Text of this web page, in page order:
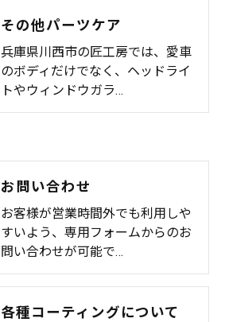
その他パーツケア
兵庫県川西市の匠工房では、愛車
のボディだけでなく、ヘッドライ
トやウィンドウガラ…
お問い合わせ
お客様が営業時間外でも利用しや
すいよう、専用フォームからのお
問い合わせが可能で…
各種コーティングについて